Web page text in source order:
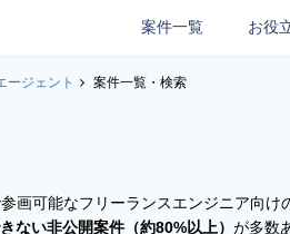
案件一覧 お役
ージェント 案件一覧・検索
画可能なフリーランスエンジニア向
ない非公開案件（約80%以上） が多数